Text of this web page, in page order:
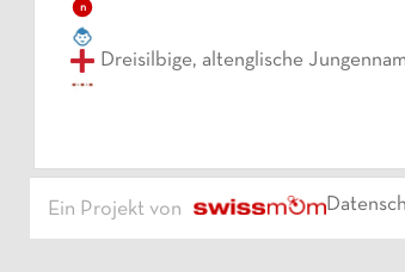
n
Dreisilbige, altenglische
Ein Projekt von